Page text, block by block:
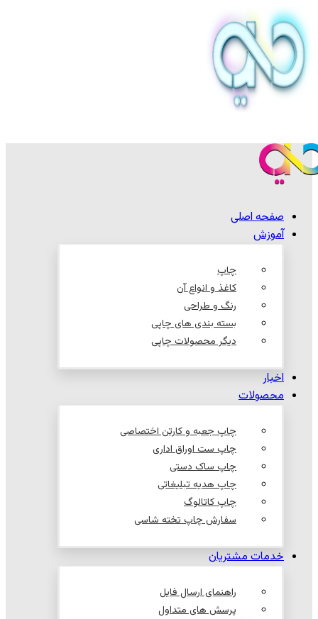
صفحه اصلی
آموزش
چاپ
کاغذ و انواع آن
رنگ و طراحی
بسته بندی های چاپی
دیگر محصولات چاپی
اخبار
محصولات
چاپ جعبه و کارتن اختصاصی
چاپ ست اوراق اداری
چاپ ساک دستی
چاپ هدیه تبلیغاتی
چاپ کاتالوگ
سفارش چاپ تخته شاسی
خدمات مشتریان
راهنمای ارسال فایل
پرسش های متداول